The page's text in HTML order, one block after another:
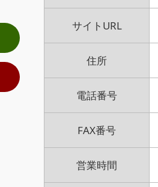
サイトURL
住所
電話番号
FAX番号
営業時間